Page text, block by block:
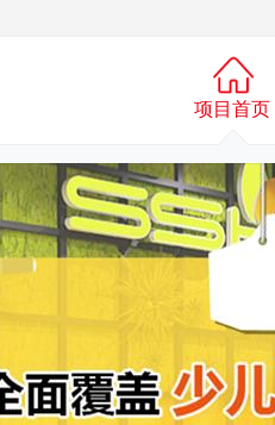
项目首页